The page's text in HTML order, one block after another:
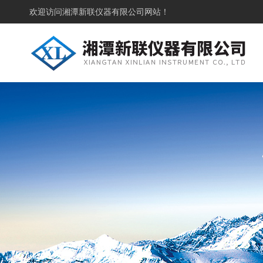
欢迎访问湘潭新联仪器有限公司网站！